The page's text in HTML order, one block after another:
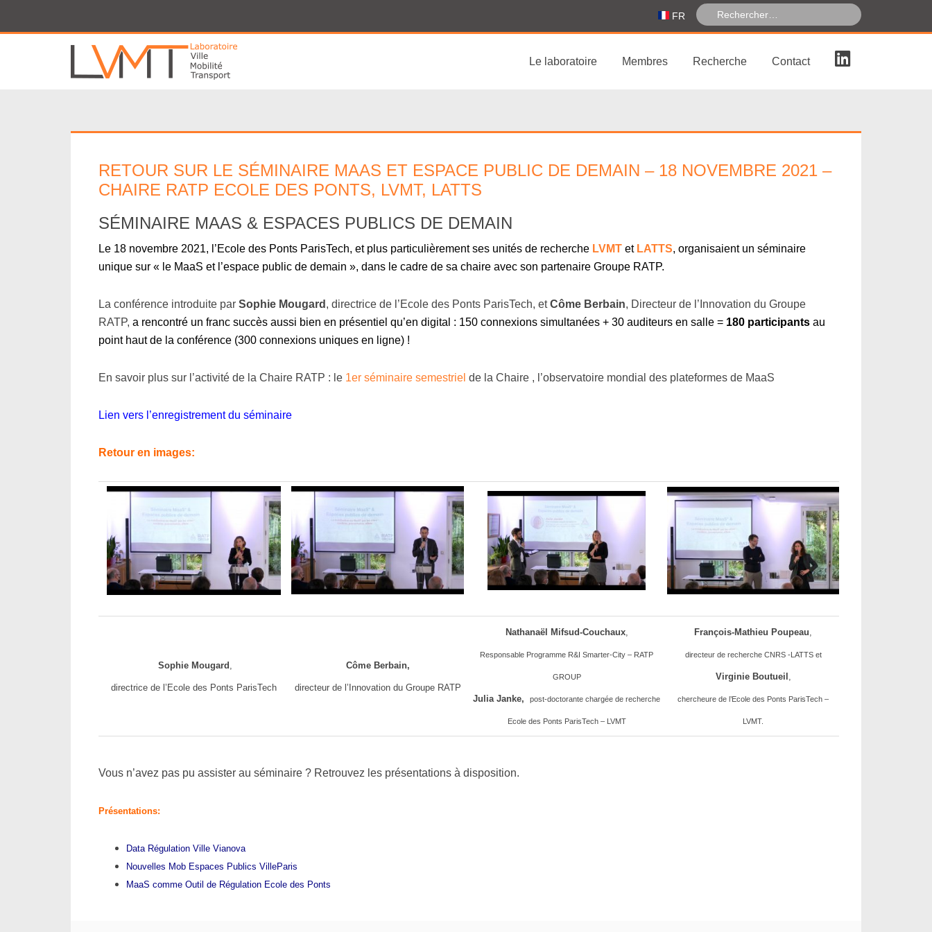
FR
Le laboratoire Membres Recherche Contact
RETOUR SUR LE SÉMINAIRE MAAS ET ESPACE PUBLIC DE DEMAIN – 18 NOVEMBRE 2021 –
CHAIRE RATP ECOLE DES PONTS, LVMT, LATTS
SÉMINAIRE MAAS & ESPACES PUBLICS DE DEMAIN
Le 18 novembre 2021, l’Ecole des Ponts ParisTech, et plus particulièrement ses unités de recherche LVMT et LATTS, organisaient un séminaire
unique sur « le MaaS et l’espace public de demain », dans le cadre de sa chaire avec son partenaire Groupe RATP.
La conférence introduite par Sophie Mougard , directrice de l’Ecole des Ponts ParisTech, etCôme Berbain, Directeur de l’Innovation du Groupe
RATP, a rencontré un franc succès aussi bien en présentiel qu’en digital : 150 connexions simultanées + 30 auditeurs en salle = 180 participants au
point haut de la conférence (300 connexions uniques en ligne) !
En savoir plus sur l’activité de la Chaire RATP : le 1er séminaire semestriel de la Chaire , l’observatoire mondial des plateformes de MaaS
Lien vers l’enregistrement du séminaire
Retour en images:
Sophie Mougard ,
directrice de l’Ecole des Ponts ParisTech
Côme Berbain,
directeur de l’Innovation du Groupe RATP
Nathanaël Mifsud-Couchaux,
Responsable Programme R&I Smarter-City – RATP
GROUP
Julia Janke, post-doctorante chargée de recherche
Ecole des Ponts ParisTech – LVMT
François-Mathieu Poupeau,
directeur de recherche CNRS -LATTS et
Virginie Boutueil ,
chercheure de l’Ecole des Ponts ParisTech –
LVMT.
Vous n’avez pas pu assister au séminaire ? Retrouvez les présentations à disposition.
Présentations:
Data Régulation Ville Vianova
Nouvelles Mob Espaces Publics VilleParis
MaaS comme Outil de Régulation Ecole des Ponts